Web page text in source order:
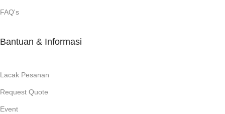
FAQ's
Bantuan & Informasi
Lacak Pesanan
Request Quote
Event